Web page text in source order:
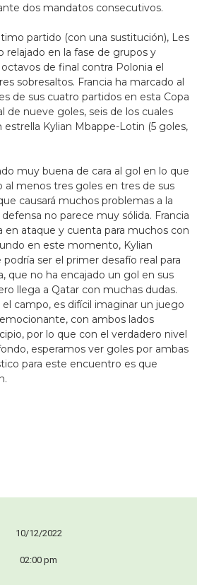
dos mandatos consecutivos.
partido (con una sustitución), Les
relajado en la fase de grupos y
de final contra Polonia el
sobresaltos. Francia ha marcado al
de sus cuatro partidos en esta Copa
de nueve goles, seis de los cuales
Kylian Mbappe-Lotin (5 goles,
muy buena de cara al gol en lo que
al menos tres goles en tres de sus
causará muchos problemas a la
no parece muy sólida. Francia
ataque y cuenta para muchos con
en este momento, Kylian
ser el primer desafío real para
que no ha encajado un gol en sus
llega a Qatar con muchas dudas.
campo, es difícil imaginar un juego
con ambos lados
por lo que con el verdadero nivel
esperamos ver goles por ambas
para este encuentro es que
10/12/2022
02:00 pm